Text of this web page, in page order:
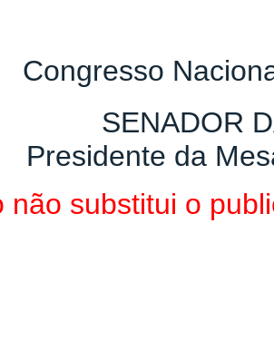
Congresso
SENADOR
Presidente da
não substitui o